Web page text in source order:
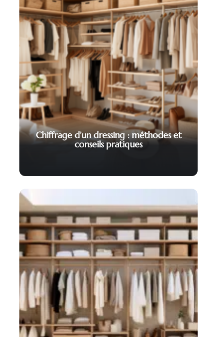
Chiffrage d’un dressing : méthodes et
conseils pratiques